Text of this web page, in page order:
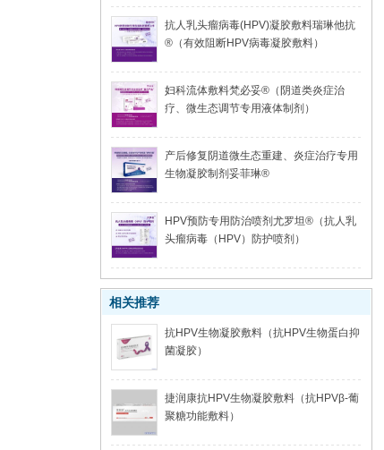
抗人乳头瘤病毒(HPV)凝胶敷料瑞琳他抗
®（有效阻断HPV病毒凝胶敷料）
妇科流体敷料梵必妥®（阴道类炎症治
疗、微生态调节专用液体制剂）
产后修复阴道微生态重建、炎症治疗专用
生物凝胶制剂妥菲琳®
HPV预防专用防治喷剂尤罗坦®（抗人乳
头瘤病毒（HPV）防护喷剂）
相关推荐
抗HPV生物凝胶敷料（抗HPV生物蛋白抑
菌凝胶）
捷润康抗HPV生物凝胶敷料（抗HPVβ-葡
聚糖功能敷料）